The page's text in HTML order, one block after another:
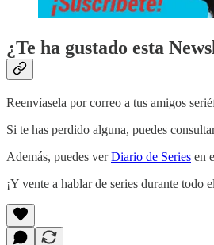
¿Te ha gustado esta
Reenvíasela por correo a tus amigos
Si te has perdido alguna, puedes
Además, puedes verDiario de Series en
¡Y vente a hablar de series durante todo